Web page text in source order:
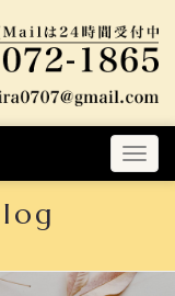
T
o
e